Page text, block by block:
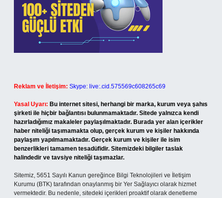
Reklam ve İletişim: Skype: live:.cid.575569c608265c69
Yasal Uyarı: Bu internet sitesi, herhangi bir marka, kurum veya şahıs
şirketi ile hiçbir bağlantısı bulunmamaktadır. Sitede yalnızca kendi
hazırladığımız makaleler paylaşılmaktadır. Burada yer alan içerikler
haber niteliği taşımamakta olup, gerçek kurum ve kişiler hakkında
paylaşım yapılmamaktadır. Gerçek kurum ve kişiler ile isim
benzerlikleri tamamen tesadüfidir. Sitemizdeki bilgiler taslak
halindedir ve tavsiye niteliği taşımazlar.
Sitemiz, 5651 Sayılı Kanun gereğince Bilgi Teknolojileri ve İletişim
Kurumu (BTK) tarafından onaylanmış bir Yer Sağlayıcı olarak hizmet
vermektedir. Bu nedenle, sitedeki içerikleri proaktif olarak denetleme